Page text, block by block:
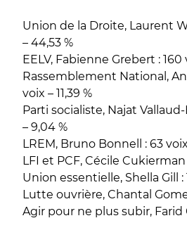
Union de la Droite, Laurent
– 44,53 %
EELV, Fabienne Grebert : 160
Rassemblement National,
voix – 11,39 %
Parti socialiste, Najat
– 9,04 %
LREM, Bruno Bonnell : 63 voix
LFI et PCF, Cécile Cukierman
Union essentielle, Shella Gill :
Lutte ouvrière, Chantal
Agir pour ne plus subir, Farid